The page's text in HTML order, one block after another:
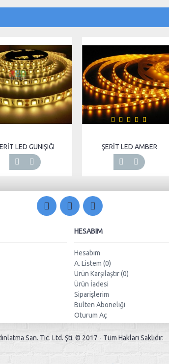
LED GÜNIŞIĞI ŞERİT LED AMBER
HESABIM
Hesabım
A. Listem (0)
Ürün Karşılaştır (0)
Ürün İadesi
Siparişlerim
Bülten Aboneliği
Oturum Aç
San. Tic. Ltd. Şti. © 2017 - Tüm Hakları Saklıdır.